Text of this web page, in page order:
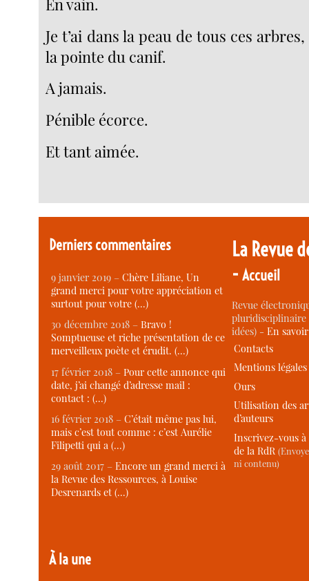
En vain.
Je t’ai dans la peau de tous ces
la pointe du canif.
A jamais.
Pénible écorce.
Et tant aimée.
Derniers commentaires
9 janvier 2019 –Chère Liliane, Un
grand merci pour votre appréciation et
surtout pour votre (…)
30 décembre 2018 –Bravo !
Somptueuse et riche présentation de ce
merveilleux poète et érudit. (…)
17 février 2018 –Pour cette annonce qui
date, j’ai changé d’adresse mail :
contact : (…)
16 février 2018 –C’était même pas lui,
mais c’est tout comme : c’est Aurélie
Filipetti qui a (…)
29 août 2017 –Encore un grand merci à
la Revue des Ressources, à Louise
Desrenards et (…)
À la une
La Revue
-Accueil
Revue
idées) -En
Contacts
Mentions légales
Ours
Utilisation des
d’auteurs
Inscrivez-vous
de la RdR
ni contenu)